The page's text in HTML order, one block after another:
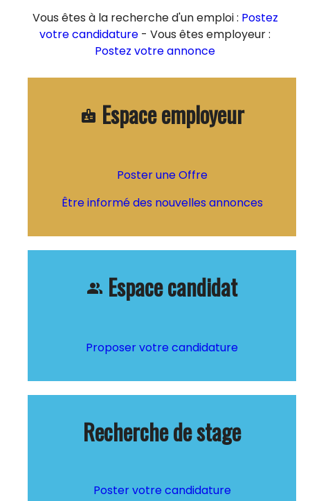
Vous êtes à la recherche d'un emploi : Postez
votre candidature - Vous êtes employeur :
Postez votre annonce
badge Espace employeur
Poster une Offre
Être informé des nouvelles annonces
people_alt Espace candidat
Proposer votre candidature
Recherche de stage
Poster votre candidature